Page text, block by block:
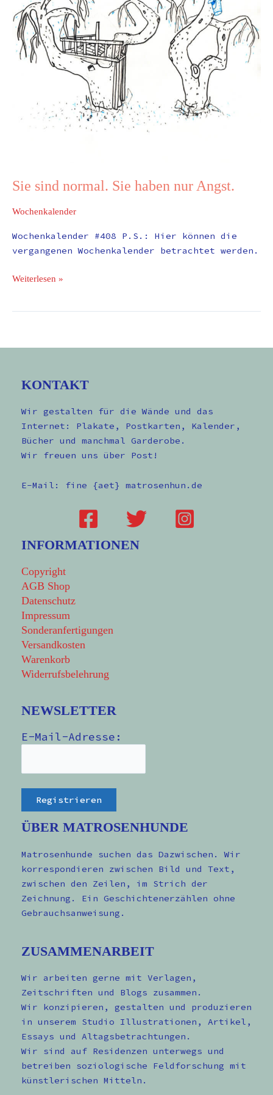
Sie sind normal. Sie haben nur Angst.
Wochenkalender
Wochenkalender #408 P.S.: Hier können die
vergangenen Wochenkalender betrachtet werden.
Angst.
Weiterlesen »
KONTAKT
Wir gestalten für die Wände und das
Internet: Plakate, Postkarten, Kalender,
Bücher und manchmal Garderobe.
Wir freuen uns über Post!
E-Mail: fine {aet} matrosenhun.de
INFORMATIONEN
Copyright
AGB Shop
Datenschutz
Impressum
Sonderanfertigungen
Versandkosten
Warenkorb
Widerrufsbelehrung
NEWSLETTER
E-Mail-Adresse:
ÜBER MATROSENHUNDE
Matrosenhunde suchen das Dazwischen. Wir
korrespondieren zwischen Bild und Text,
zwischen den Zeilen, im Strich der
Zeichnung. Ein Geschichtenerzählen ohne
Gebrauchsanweisung.
ZUSAMMENARBEIT
Wir arbeiten gerne mit Verlagen,
Zeitschriften und Blogs zusammen.
Wir konzipieren, gestalten und produzieren
in unserem Studio Illustrationen, Artikel,
Essays und Altagsbetrachtungen.
Wir sind auf Residenzen unterwegs und
betreiben soziologische Feldforschung mit
künstlerischen Mitteln.